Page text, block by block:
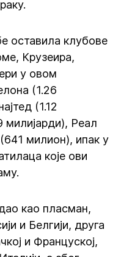
оставила клубове
Крузеира,
у овом
(1.26
(1.12
милијарди), Реал
милион), ипак у
које ови
као пласман,
и Белгији, друга
и Француској,